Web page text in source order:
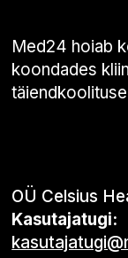
Med24 hoiab
koondades
OÜ Celsius
Kasutajatugi: